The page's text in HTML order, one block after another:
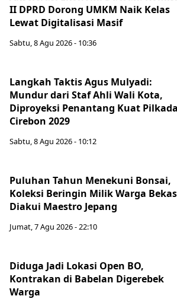
II DPRD Dorong UMKM Naik Kelas
Lewat Digitalisasi Masif
Sabtu, 8 Agu 2026 - 10:36
Langkah Taktis Agus Mulyadi:
Mundur dari Staf Ahli Wali Kota,
Diproyeksi Penantang Kuat Pilkada
Cirebon 2029
Sabtu, 8 Agu 2026 - 10:12
Puluhan Tahun Menekuni Bonsai,
Koleksi Beringin Milik Warga
Diakui Maestro Jepang
Jumat, 7 Agu 2026 - 22:10
Diduga Jadi Lokasi Open BO,
Kontrakan di Babelan Digerebek
Warga